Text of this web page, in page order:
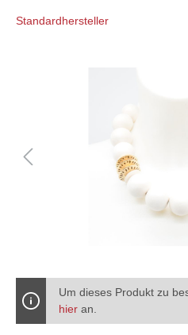
Standardhersteller
Um dieses Produkt zu
hier an.